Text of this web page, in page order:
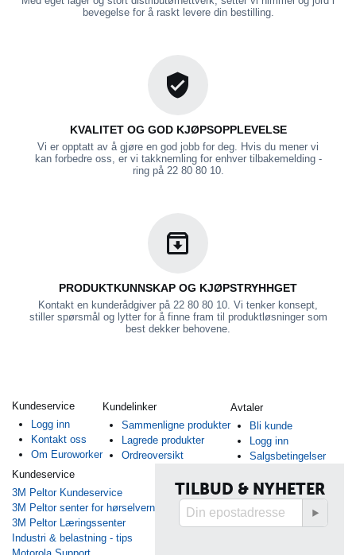
bevegelse for å raskt levere din bestilling.
KVALITET OG GOD KJØPSOPPLEVELSE
Vi er opptatt av å gjøre en god jobb for deg. Hvis du mener vi
kan forbedre oss, er vi takknemling for enhver tilbakemelding -
ring på 22 80 80 10.
PRODUKTKUNNSKAP OG KJØPSTRYHHGET
Kontakt en kunderådgiver på 22 80 80 10. Vi tenker konsept,
stiller spørsmål og lytter for å finne fram til produktløsninger som
best dekker behovene.
Kundeservice
Logg inn
Kontakt oss
Om Euroworker
Kundelinker
Sammenligne produkter
Lagrede produkter
Ordreoversikt
Avtaler
Bli kunde
Logg inn
Salgsbetingelser
Kundeservice
3M Peltor Kundeservice
3M Peltor senter for hørselvern
3M Peltor Læringssenter
Industri & belastning - tips
TILBUD & NYHETER